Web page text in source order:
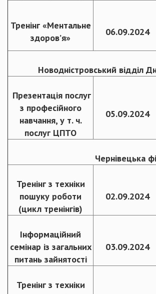
Тренінг «Ментальне
здоров’я»
06.09.2024
Новодністровський відділ
Презентація послуг
з професійного
навчання, у т. ч.
послуг ЦПТО
05.09.2024
Чернівецька
Тренінг з техніки
пошуку роботи
(цикл тренінгів)
02.09.2024
Інформаційний
семінар із загальних
питань зайнятості
03.09.2024
Тренінг з техніки